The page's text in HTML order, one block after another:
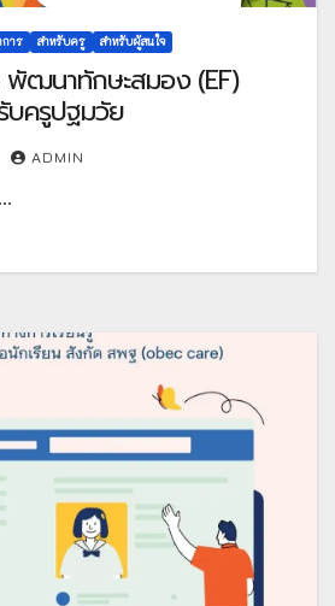
การ สำหรับครู สำหรับผู้สนใจ
ฒนาทักษะสมอง (EF)
บครูปฐมวัย
ADMIN